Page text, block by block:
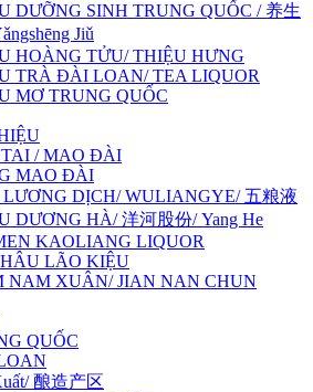
DƯỠNG SINH TRUNG QUỐC / 养生
Jiǔ
HOÀNG TỬU/ THIỆU HƯNG
TRÀ ĐÀI LOAN/ TEA LIQUOR
MƠ TRUNG QUỐC
/ MAO ĐÀI
MAO ĐÀI
DỊCH/ WULIANGYE/ 五粮液
DƯƠNG HÀ/ 洋河股份/ Yang He
KAOLIANG LIQUOR
LÃO KIỆU
NAM XUÂN/ JIAN NAN CHUN
QUỐC
酿造产区